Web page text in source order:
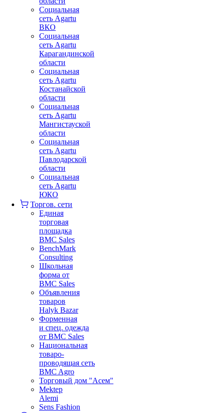
Социальная
сеть Agartu
ВКО
Социальная
сеть Agartu
Карагандинской
области
Социальная
сеть Agartu
Костанайской
области
Социальная
сеть Agartu
Мангистауской
области
Социальная
сеть Agartu
Павлодарской
области
Социальная
сеть Agartu
ЮКО
Торгов. сети
Единая
торговая
площадка
BMC Sales
BenchMark
Consulting
Школьная
форма от
BMC Sales
Объявления
товаров
Halyk Bazar
Форменная
и спец. одежда
от BMC Sales
Национальная
товаро-
проводящая сеть
BMC Agro
Торговый дом "Асем"
Mektep
Alemi
Sens Fashion